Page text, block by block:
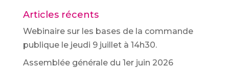
Articles récents
Webinaire sur les bases de la commande
publique le jeudi 9 juillet à 14h30.
Assemblée générale du 1er juin 2026